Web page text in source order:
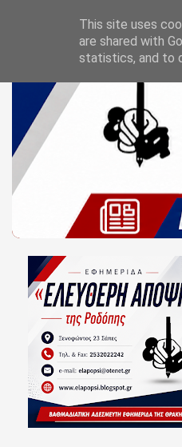
This site uses
are shared with
statistics, and to